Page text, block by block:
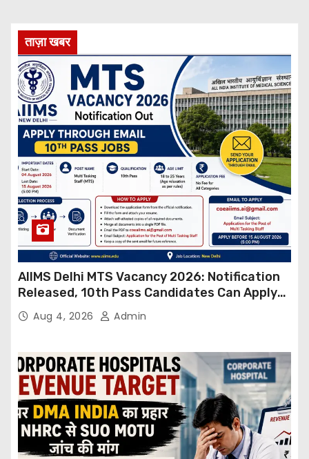
ताज़ा खबर
AIIMS Delhi MTS Vacancy 2026: Notification
Released, 10th Pass Candidates Can Apply
Through Email
Aug 4, 2026 Admin